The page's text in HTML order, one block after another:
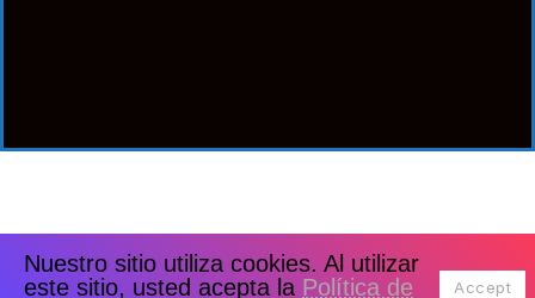
Nuestro sitio utiliza cookies. Al utilizar
este sitio, usted acepta la Política de Accept